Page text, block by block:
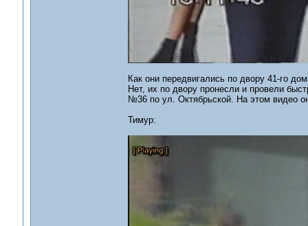
Как они передвигались по двору 41-го
Нет, их по двору пронесли и провели
№36 по ул. Октябрьской. На этом видео
Тимур: